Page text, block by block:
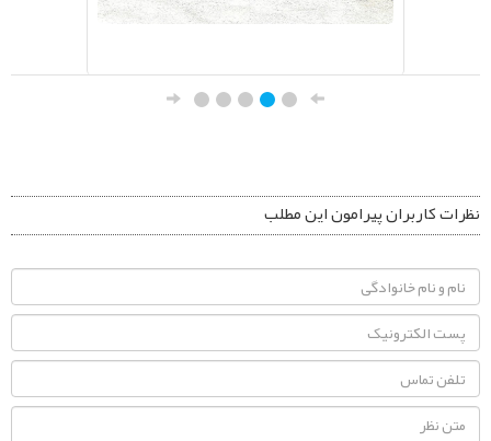
نظرات کاربران پیرامون این مطلب